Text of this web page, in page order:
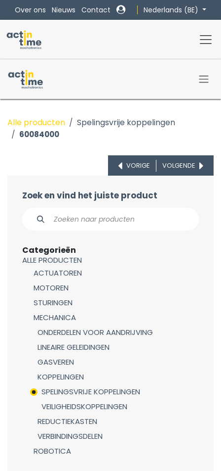
Overslaan naar inhoud
Over ons Nieuws Contact Nederlands (BE)
Alle producten Spelingsvrije koppelingen
60084000
VORIGE VOLGENDE
Zoek en vind het juiste product
Categorieën
ALLE PRODUCTEN
ACTUATOREN
MOTOREN
STURINGEN
MECHANICA
ONDERDELEN VOOR AANDRIJVING
LINEAIRE GELEIDINGEN
GASVEREN
KOPPELINGEN
SPELINGSVRIJE KOPPELINGEN
VEILIGHEIDSKOPPELINGEN
REDUCTIEKASTEN
VERBINDINGSDELEN
ROBOTICA